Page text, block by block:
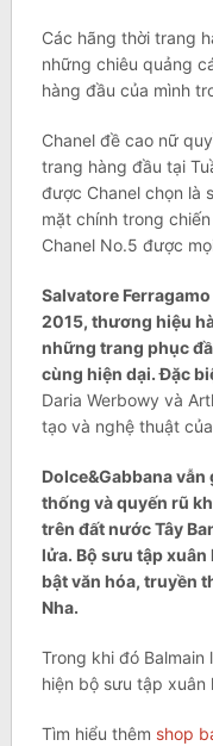
Các hãng thời trang
những chiêu quảng
hàng đầu của mình
Chanel đề cao nữ
trang hàng đầu tại
được Chanel chọn là
mặt chính trong
Chanel No.5 được
Salvatore
2015, thương hiệu
những trang phục
cùng hiện dại. Đặc
Daria Werbowy và
tạo và nghệ thuật
Dolce&Gabbana
thống và quyến rũ
trên đất nước Tây
lửa. Bộ sưu tập xuân
bật văn hóa, truyền
Nha.
Trong khi đó
hiện bộ sưu tập
Tìm hiểu thêm shop